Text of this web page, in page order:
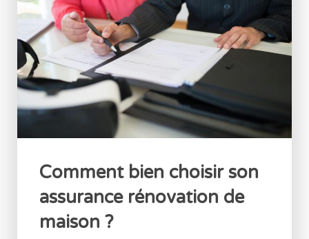
Comment bien choisir son
assurance rénovation de
maison ?